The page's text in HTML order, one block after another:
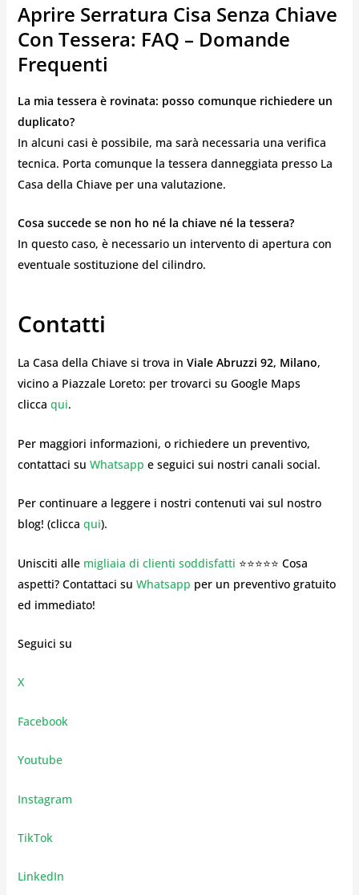
Aprire Serratura Cisa Senza Chiave
Con Tessera: FAQ – Domande
Frequenti
La mia tessera è rovinata: posso comunque richiedere un
duplicato?
In alcuni casi è possibile, ma sarà necessaria una verifica
tecnica. Porta comunque la tessera danneggiata presso La
Casa della Chiave per una valutazione.
Cosa succede se non ho né la chiave né la tessera?
In questo caso, è necessario un intervento di apertura con
eventuale sostituzione del cilindro.
Contatti
La Casa della Chiave si trova in Viale Abruzzi 92, Milano,
vicino a Piazzale Loreto: per trovarci su Google Maps
clicca qui.
Per maggiori informazioni, o richiedere un preventivo,
contattaci su Whatsapp e seguici sui nostri canali social.
Per continuare a leggere i nostri contenuti vai sul nostro
blog! (clicca qui).
Unisciti alle migliaia di clienti soddisfatti ⭐⭐⭐⭐⭐ Cosa
aspetti? Contattaci su Whatsapp per un preventivo gratuito
ed immediato!
Seguici su
X
Facebook
Youtube
Instagram
TikTok
LinkedIn